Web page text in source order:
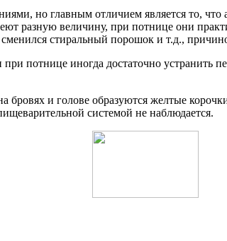
но главным отличием является то, что
разную величину, при потнице они
стиральный порошок и т.д.,
потнице иногда достаточно устранить
бровях и голове образуются желтые
системой не наблюдается.